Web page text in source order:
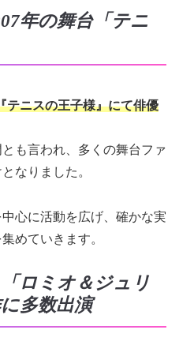
年の舞台「テニ
テニスの王子様』にて俳優
も言われ、多くの舞台ファ
なりました。
心に活動を広げ、確かな実
めていきます。
ロミオ＆ジュリ
多数出演